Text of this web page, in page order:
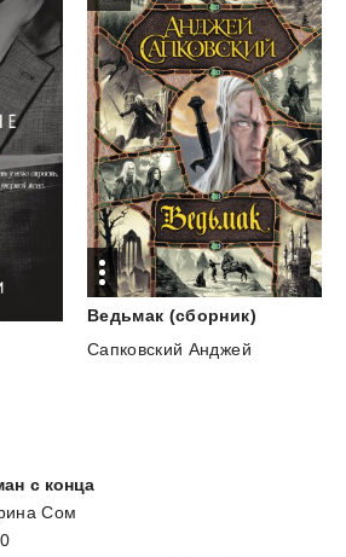
Ведьмак (сборник)
Сапковский Анджей
с конца
Сом
0